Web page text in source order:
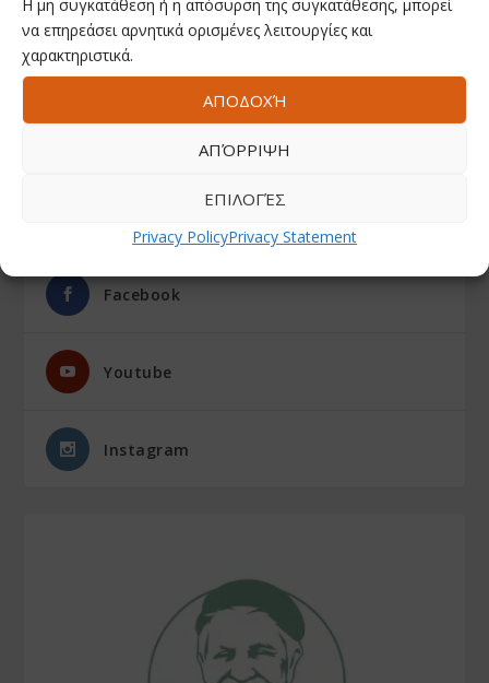
Η μη συγκατάθεση ή η απόσυρση της συγκατάθεσης, μπορεί
να επηρεάσει αρνητικά ορισμένες λειτουργίες και
χαρακτηριστικά.
ΑΠΟΔΟΧΉ
ΑΠΌΡΡΙΨΗ
ΕΠΙΛΟΓΈΣ
Privacy PolicyPrivacy Statement
ΑΚΟΛΟΥΘΗΣΤΕ ΜΑΣ
Facebook
Youtube
Instagram